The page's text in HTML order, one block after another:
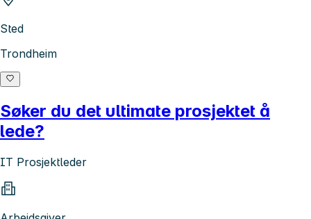
Sted
Trondheim
Søker du det ultimate prosjektet å
lede?
IT Prosjektleder